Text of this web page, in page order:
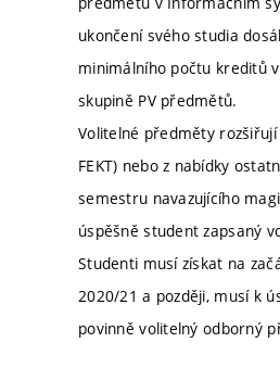
ukončení svého studia
minimálního počtu kreditů
skupině PV předmětů.
Volitelné předměty
FEKT) nebo z nabídky
semestru navazujícího
úspěšně student zapsaný
Studenti musí získat na
2020/21 a později, musí k
povinně volitelný odborný